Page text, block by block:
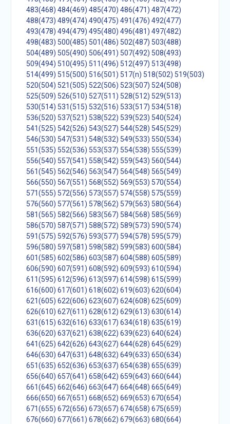
483(468) 484(469) 485(470) 486(471) 487(472)
488(473) 489(474) 490(475) 491(476) 492(477)
493(478) 494(479) 495(480) 496(481) 497(482)
498(483) 500(485) 501(486) 502(487) 503(488)
504(489) 505(490) 506(491) 507(492) 508(493)
509(494) 510(495) 511(496) 512(497) 513(498)
514(499) 515(500) 516(501) 517(n) 518(502) 519(503)
520(504) 521(505) 522(506) 523(507) 524(508)
525(509) 526(510) 527(511) 528(512) 529(513)
530(514) 531(515) 532(516) 533(517) 534(518)
536(520) 537(521) 538(522) 539(523) 540(524)
541(525) 542(526) 543(527) 544(528) 545(529)
546(530) 547(531) 548(532) 549(533) 550(534)
551(535) 552(536) 553(537) 554(538) 555(539)
556(540) 557(541) 558(542) 559(543) 560(544)
561(545) 562(546) 563(547) 564(548) 565(549)
566(550) 567(551) 568(552) 569(553) 570(554)
571(555) 572(556) 573(557) 574(558) 575(559)
576(560) 577(561) 578(562) 579(563) 580(564)
581(565) 582(566) 583(567) 584(568) 585(569)
586(570) 587(571) 588(572) 589(573) 590(574)
591(575) 592(576) 593(577) 594(578) 595(579)
596(580) 597(581) 598(582) 599(583) 600(584)
601(585) 602(586) 603(587) 604(588) 605(589)
606(590) 607(591) 608(592) 609(593) 610(594)
611(595) 612(596) 613(597) 614(598) 615(599)
616(600) 617(601) 618(602) 619(603) 620(604)
621(605) 622(606) 623(607) 624(608) 625(609)
626(610) 627(611) 628(612) 629(613) 630(614)
631(615) 632(616) 633(617) 634(618) 635(619)
636(620) 637(621) 638(622) 639(623) 640(624)
641(625) 642(626) 643(627) 644(628) 645(629)
646(630) 647(631) 648(632) 649(633) 650(634)
651(635) 652(636) 653(637) 654(638) 655(639)
656(640) 657(641) 658(642) 659(643) 660(644)
661(645) 662(646) 663(647) 664(648) 665(649)
666(650) 667(651) 668(652) 669(653) 670(654)
671(655) 672(656) 673(657) 674(658) 675(659)
676(660) 677(661) 678(662) 679(663) 680(664)